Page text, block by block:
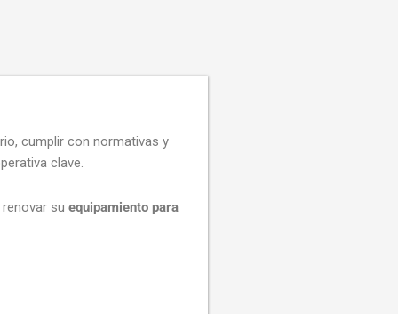
cumplir con normativas y
clave.
su equipamiento para